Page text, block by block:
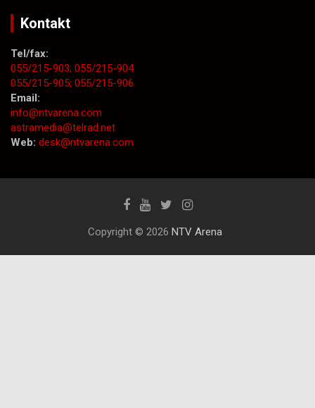
Kontakt
Tel/fax:
055/215-903; 055/215-904
055/215-905; 055/215-906
Email:
info@ntvarena.com
astramedia@telrad.net
Web: desk@ntvarena.com
Copyright © 2026 NTV Arena